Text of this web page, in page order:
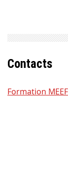
Contacts
Formation